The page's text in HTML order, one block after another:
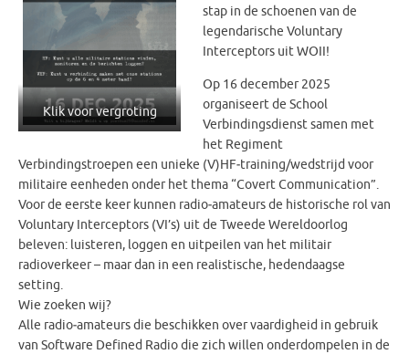
Klik voor vergroting
stap in de schoenen van de
legendarische Voluntary
Interceptors uit WOII!
Op 16 december 2025
organiseert de School
Verbindingsdienst samen met
het Regiment
Verbindingstroepen een unieke (V)HF‑training/wedstrijd voor
militaire eenheden onder het thema “Covert Communication”.
Voor de eerste keer kunnen radio‑amateurs de historische rol van
Voluntary Interceptors (VI’s) uit de Tweede Wereldoorlog
beleven: luisteren, loggen en uitpeilen van het militair
radioverkeer – maar dan in een realistische, hedendaagse
setting.
Wie zoeken wij?
Alle radio‑amateurs die beschikken over vaardigheid in gebruik
van Software Defined Radio die zich willen onderdompelen in de